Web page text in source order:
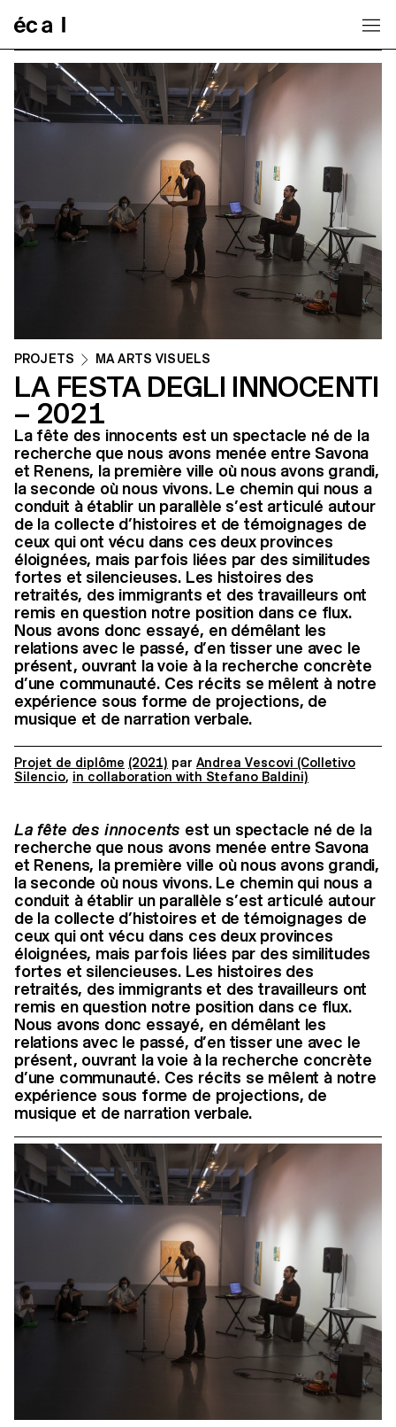
PROJETS MA ARTS VISUELS
LA FESTA DEGLI INNOCENTI
– 2021
La fête des innocents est un spectacle né de la
recherche que nous avons menée entre Savona
et Renens, la première ville où nous avons grandi,
la seconde où nous vivons. Le chemin qui nous a
conduit à établir un parallèle s’est articulé autour
de la collecte d’histoires et de témoignages de
ceux qui ont vécu dans ces deux provinces
éloignées, mais parfois liées par des similitudes
fortes et silencieuses. Les histoires des
retraités, des immigrants et des travailleurs ont
remis en question notre position dans ce flux.
Nous avons donc essayé, en démêlant les
relations avec le passé, d’en tisser une avec le
présent, ouvrant la voie à la recherche concrète
d’une communauté. Ces récits se mêlent à notre
expérience sous forme de projections, de
musique et de narration verbale.
Projet de diplôme (2021) par Andrea Vescovi (Colletivo
Silencio, in collaboration with Stefano Baldini)
La fête des innocents est un spectacle né de la
recherche que nous avons menée entre Savona
et Renens, la première ville où nous avons grandi,
la seconde où nous vivons. Le chemin qui nous a
conduit à établir un parallèle s’est articulé autour
de la collecte d’histoires et de témoignages de
ceux qui ont vécu dans ces deux provinces
éloignées, mais parfois liées par des similitudes
fortes et silencieuses. Les histoires des
retraités, des immigrants et des travailleurs ont
remis en question notre position dans ce flux.
Nous avons donc essayé, en démêlant les
relations avec le passé, d’en tisser une avec le
présent, ouvrant la voie à la recherche concrète
d’une communauté. Ces récits se mêlent à notre
expérience sous forme de projections, de
musique et de narration verbale.